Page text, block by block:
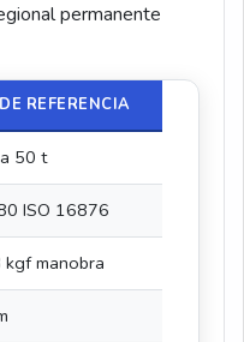
permanente
REFERENCIA
50 t
ISO 16876
manobra